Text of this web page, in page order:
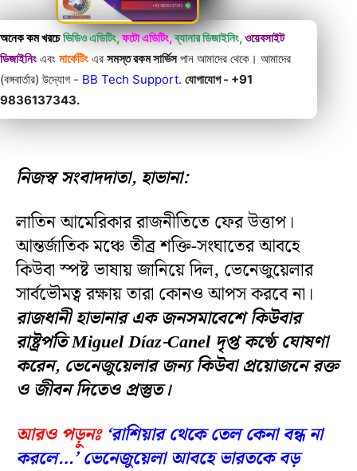
অনেক কম খরচে ভিডিও এডিটিং,ফটো এডিটিং,ব্যানার ডিজাইনিং,ওয়েবসাইট
ডিজাইনিং এবং মার্কেটিং এর সমস্ত রকম সার্ভিসপান আমাদের থেকে। আমাদের
(বঙ্গবার্তার) উদ্যোগ - BB Tech Support. যোগাযোগ - +91
9836137343.
নিজস্ব সংবাদদাতা, হাভানা:
লাতিন আমেরিকার রাজনীতিতে ফের উত্তাপ।
আন্তর্জাতিক মঞ্চে তীব্র শক্তি-সংঘাতের আবহে
কিউবা স্পষ্ট ভাষায় জানিয়ে দিল, ভেনেজুয়েলার
সার্বভৌমত্ব রক্ষায় তারা কোনও আপস করবে না।
রাজধানী হাভানার এক জনসমাবেশে কিউবার
রাষ্ট্রপতি Miguel Díaz-Canel দৃপ্ত কণ্ঠে ঘোষণা
করেন, ভেনেজুয়েলার জন্য কিউবা প্রয়োজনে রক্ত
ও জীবন দিতেও প্রস্তুত।
আরও পড়ুনঃ ‘রাশিয়ার থেকে তেল কেনা বন্ধ না
করলে…’ ভেনেজুয়েলা আবহে ভারতকে বড়